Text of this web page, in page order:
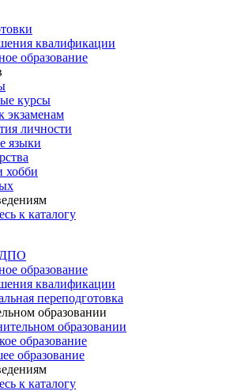
квалификации
образование
курсы
экзаменам
личности
языки
хобби
к каталогу
ДПО
образование
квалификации
переподготовка
образовании
образовании
образование
образование
к каталогу